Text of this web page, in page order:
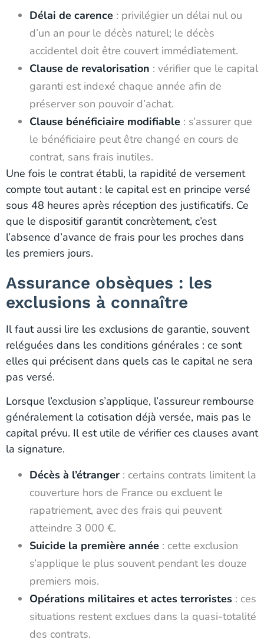
Délai de carence : privilégier un délai nul ou
d’un an pour le décès naturel; le décès
accidentel doit être couvert immédiatement.
Clause de revalorisation : vérifier que le capital
garanti est indexé chaque année afin de
préserver son pouvoir d’achat.
Clause bénéficiaire modifiable : s’assurer que
le bénéficiaire peut être changé en cours de
contrat, sans frais inutiles.
Une fois le contrat établi, la rapidité de versement
compte tout autant : le capital est en principe versé
sous 48 heures après réception des justificatifs. Ce
que le dispositif garantit concrètement, c’est
l’absence d’avance de frais pour les proches dans
les premiers jours.
Assurance obsèques : les
exclusions à connaître
Il faut aussi lire les exclusions de garantie, souvent
reléguées dans les conditions générales : ce sont
elles qui précisent dans quels cas le capital ne sera
pas versé.
Lorsque l’exclusion s’applique, l’assureur rembourse
généralement la cotisation déjà versée, mais pas le
capital prévu. Il est utile de vérifier ces clauses avant
la signature.
Décès à l’étranger : certains contrats limitent la
couverture hors de France ou excluent le
rapatriement, avec des frais qui peuvent
atteindre 3 000 €.
Suicide la première année : cette exclusion
s’applique le plus souvent pendant les douze
premiers mois.
Opérations militaires et actes terroristes : ces
situations restent exclues dans la quasi-totalité
des contrats.